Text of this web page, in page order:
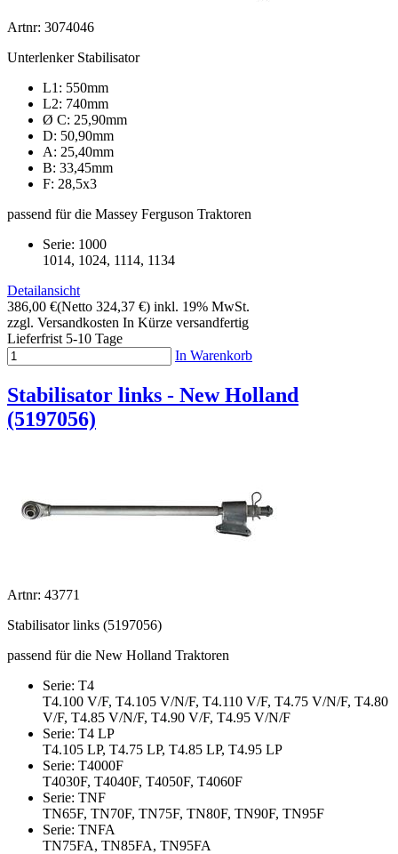
Artnr: 3074046
Unterlenker Stabilisator
L1: 550mm
L2: 740mm
Ø C: 25,90mm
D: 50,90mm
A: 25,40mm
B: 33,45mm
F: 28,5x3
passend für die Massey Ferguson Traktoren
Serie: 1000
1014, 1024, 1114, 1134
Detailansicht
386,00 €(Netto 324,37 €) inkl. 19% MwSt.
zzgl. Versandkosten In Kürze versandfertig
Lieferfrist 5-10 Tage
In Warenkorb
Stabilisator links - New Holland
(5197056)
Artnr: 43771
Stabilisator links (5197056)
passend für die New Holland Traktoren
Serie: T4
T4.100 V/F, T4.105 V/N/F, T4.110 V/F, T4.75 V/N/F, T4.80
V/F, T4.85 V/N/F, T4.90 V/F, T4.95 V/N/F
Serie: T4 LP
T4.105 LP, T4.75 LP, T4.85 LP, T4.95 LP
Serie: T4000F
T4030F, T4040F, T4050F, T4060F
Serie: TNF
TN65F, TN70F, TN75F, TN80F, TN90F, TN95F
Serie: TNFA
TN75FA, TN85FA, TN95FA